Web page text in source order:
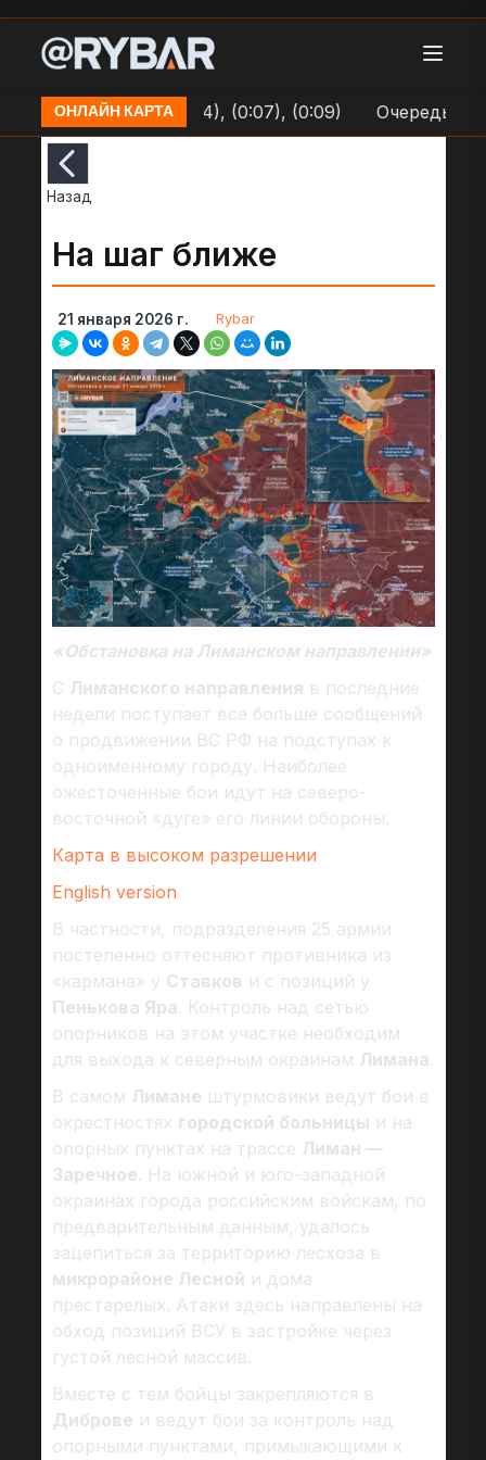
ОНЛАЙН КАРТА
(0:01), (0:04), (0:07), (0:09) Очередь на
Назад
На шаг ближе
21 января 2026 г. Rybar
«Обстановка на Лиманском направлении»
С Лиманского направления в последние
недели поступает все больше сообщений
о продвижении ВС РФ на подступах к
одноименному городу. Наиболее
ожесточенные бои идут на северо-
восточной «дуге» его линии обороны.
Карта в высоком разрешении
English version
В частности, подразделения 25 армии
постепенно оттесняют противника из
«кармана» у Ставков и с позиций у
Пенькова Яра. Контроль над сетью
опорников на этом участке необходим
для выхода к северным окраинам Лимана.
В самом Лимане штурмовики ведут бои в
окрестностях городской больницы и на
опорных пунктах на трассе Лиман —
Заречное. На южной и юго-западной
окраинах города российским войскам, по
предварительным данным, удалось
зацепиться за территорию лесхоза в
микрорайоне Лесной и дома
престарелых. Атаки здесь направлены на
обход позиций ВСУ в застройке через
густой лесной массив.
Вместе с тем бойцы закрепляются в
Диброве и ведут бои за контроль над
опорными пунктами, примыкающими к